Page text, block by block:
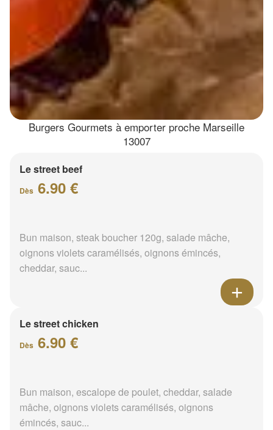
Burgers Gourmets à emporter proche Marseille
13007
Le street beef
Dès 6.90 €
Bun maison, steak boucher 120g, salade mâche,
oignons violets caramélisés, oignons émincés,
cheddar, sauc...
Le street chicken
Dès 6.90 €
Bun maison, escalope de poulet, cheddar, salade
mâche, oignons violets caramélisés, oignons
émincés, sauc...